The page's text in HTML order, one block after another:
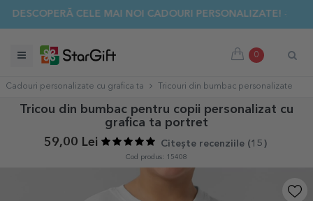
SALE 🌴 PÂNĂ LA -40% REDUCERE LA PESTE 100 DE
0
Cadouri personalizate cu grafica ta Tricouri din bumbac personalizate
Tricou din bumbac pentru copii personalizat cu
grafica ta portret
59,00 Lei
Citește recenziile (15 )
Cod produs: 15408